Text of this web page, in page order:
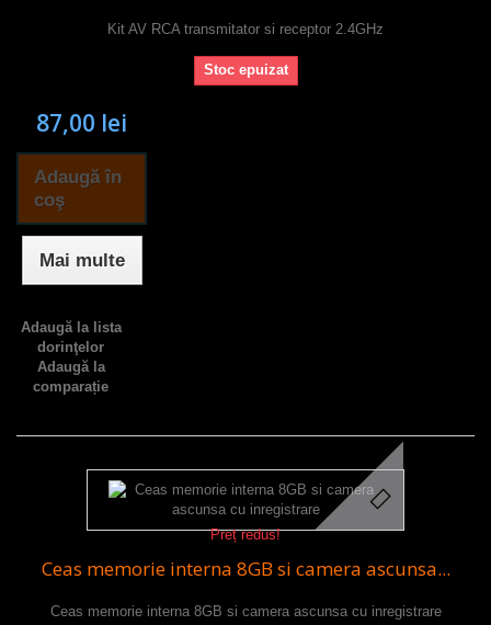
Kit AV RCA transmitator si receptor 2.4GHz
Stoc epuizat
87,00 lei
Adaugă în
coş
Mai multe
Adaugă la lista
dorinţelor
Adaugă la
comparație
Preț redus!
Ceas memorie interna 8GB si camera ascunsa...
Ceas memorie interna 8GB si camera ascunsa cu inregistrare